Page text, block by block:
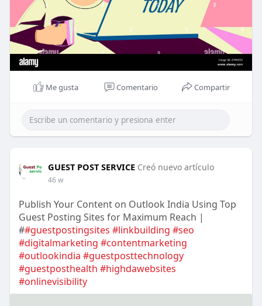
Me gusta Comentario Compartir
GUEST POST SERVICE Creó nuevo artículo
46 w
Publish Your Content on Outlook India Using Top
Guest Posting Sites for Maximum Reach |
##guestpostingsites #linkbuilding #seo
#digitalmarketing #contentmarketing
#outlookindia #guestposttechnology
#guestposthealth #highdawebsites
#onlinevisibility